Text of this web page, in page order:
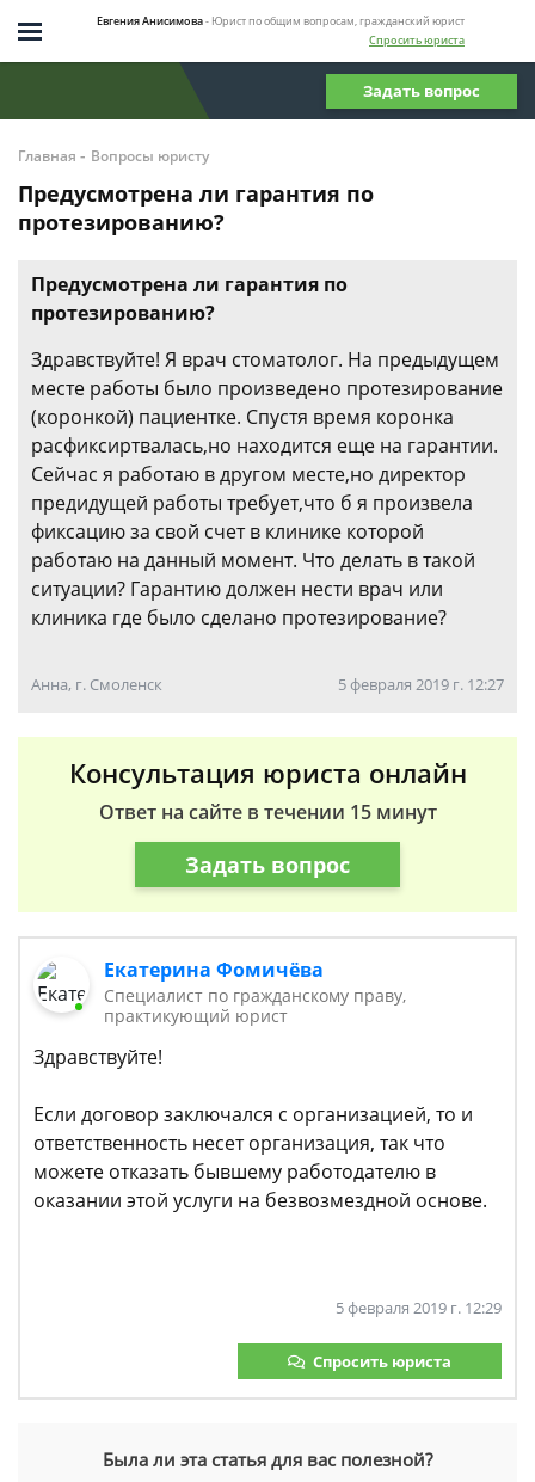
Евгения Анисимова- Юрист по общим вопросам, гражданский юрист
Спросить юриста
Задать вопрос
Главная - Вопросы юристу
Предусмотрена ли гарантия по
протезированию?
Предусмотрена ли гарантия по
протезированию?
Здравствуйте! Я врач стоматолог. На предыдущем
месте работы было произведено протезирование
(коронкой) пациентке. Спустя время коронка
расфиксиртвалась,но находится еще на гарантии.
Сейчас я работаю в другом месте,но директор
предидущей работы требует,что б я произвела
фиксацию за свой счет в клинике которой
работаю на данный момент. Что делать в такой
ситуации? Гарантию должен нести врач или
клиника где было сделано протезирование?
Анна, г. Смоленск 5 февраля 2019 г. 12:27
Консультация юриста онлайн
Ответ на сайте в течении 15 минут
Задать вопрос
Екатерина Фомичёва
Специалист по гражданскому праву,
практикующий юрист
Здравствуйте!
Если договор заключался с организацией, то и
ответственность несет организация, так что
можете отказать бывшему работодателю в
оказании этой услуги на безвозмездной основе.
5 февраля 2019 г. 12:29
Спросить юриста
Была ли эта статья для вас полезной?